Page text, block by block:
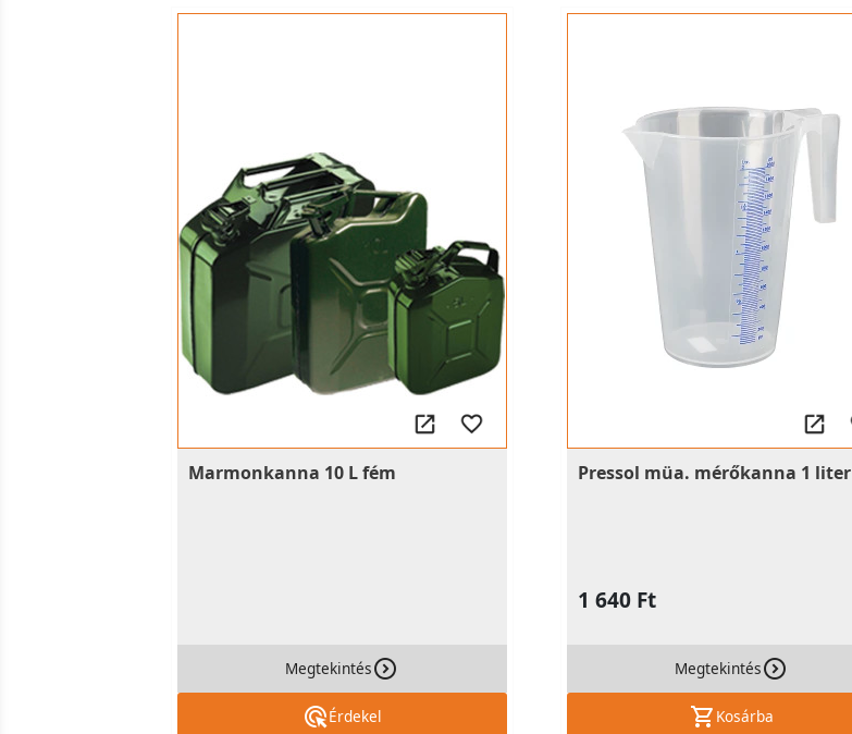
Marmonkanna 10 L fém
Megtekintés
Érdekel
Pressol müa. mérőkanna 1 liter
1 640 Ft
Megtekintés
Kosárba